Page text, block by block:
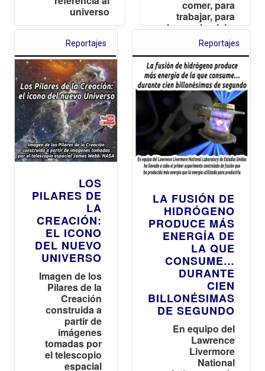
universo
comer, para
trabajar, para
hacer ejercicio,
para
actividades de
ocio, para
dormir…
Reportajes
LOS
PILARES DE
LA
CREACIÓN:
EL ICONO
DEL NUEVO
UNIVERSO
Imagen de los
Pilares de la
Creación
construida a
partir de
imágenes
tomadas por
el telescopio
espacial
Reportajes
LA FUSIÓN DE
HIDRÓGENO
PRODUCE MÁS
ENERGÍA DE
LA QUE
CONSUME…
DURANTE
CIEN
BILLONÉSIMAS
DE SEGUNDO
En equipo del
Lawrence
Livermore
National